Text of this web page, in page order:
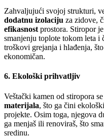
Zahvaljujući svojoj strukturi,
dodatnu izolaciju za zidove,
efikasnost prostora. Stiropor
smanjenju toplote tokom leta i
troškovi grejanja i hlađenja,
ekonomičan.
6. Ekološki prihvatljiv
Veštački kamen od stiropora
materijala, što ga čini
projekte. Osim toga, njegova
ga menjaš ili renoviraš, što
sredinu.